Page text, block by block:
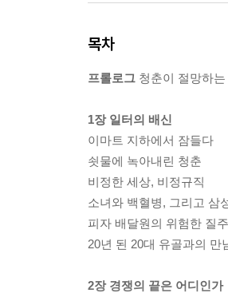
목차
프롤로그 청춘이 절망하
1장 일터의 배신
이마트 지하에서 잠들다
쇳물에 녹아내린 청춘
비정한 세상, 비정규직
소녀와 백혈병, 그리고 삼
피자 배달원의 위험한 질주
20년 된 20대 유골과의 만
2장 경쟁의 끝은 어디인가